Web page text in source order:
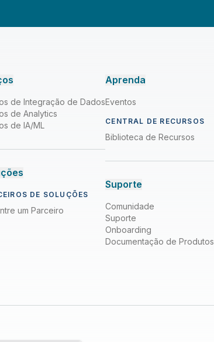
de Integração de Dados
de Analytics
de IA/ML
DE SOLUÇÕES
um Parceiro
Aprenda
Eventos
CENTRAL DE RECURSOS
Biblioteca de Recursos
Suporte
Comunidade
Suporte
Onboarding
Documentação de Produtos